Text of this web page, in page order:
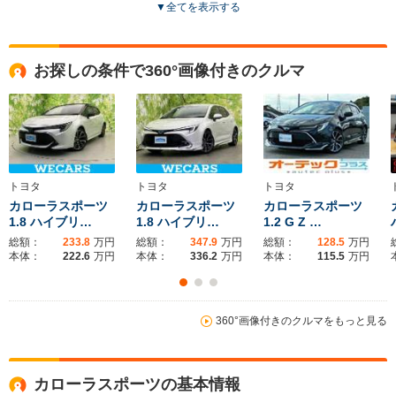
サイズ
(全長x全幅x全高)
燃費
1.44m
全幅
1.75m
全長
4.5m
ホイールベース
-m
14.6～30.2km/L
└高速道路:17.6～
5ドア
全高
1.46m
全幅
1.75m
全長
4.5m
ホイールベース
-m
14.6～29.5km/L
└市街地:9.6～
└高速道路:17.6～
ホイー
10.4～
└市街地
▼全てを表示する
お探しの条件で360°画像付きのクルマ
トヨタ
カローラスポーツ
1.8 ハイブリ…
総額： 233.8 万円
本体：
222.6 万円
トヨタ
カローラスポーツ
1.8 ハイブリ…
総額： 347.9 万円
本体：
336.2 万円
トヨタ
カローラスポーツ
1.2 G Z …
総額： 128.5 万円
本体：
115.5 万円
360°画像付きのクルマをもっと見る
カローラスポーツの基本情報